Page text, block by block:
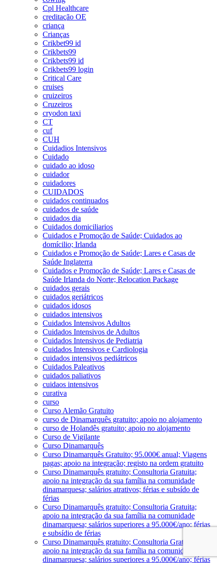
Cpl Healthcare
creditação OE
criança
Crianças
Crikbet99 id
Crikbets99
Crikbets99 id
Crikbets99 login
Critical Care
cruises
cruizeiros
Cruzeiros
cryodon taxi
CT
cuf
CUH
Cuidadios Intensivos
Cuidado
cuidado ao idoso
cuidador
cuidadores
CUIDADOS
cuidados continuados
cuidados de saúde
cuidados dia
Cuidados domiciliarios
Cuidados e Promoção de Saúde; Cuidados ao
domícilio; Irlanda
Cuidados e Promoção de Saúde; Lares e Casas de
Saúde Inglaterra
Cuidados e Promoção de Saúde; Lares e Casas de
Saúde Irlanda do Norte; Relocation Package
cuidados gerais
cuidados geriátricos
cuidados idosos
cuidados intensivos
Cuidados Intensivos Adultos
Cuidados Intensivos de Adultos
Cuidados Intensivos de Pediatria
Cuidados Intensivos e Cardiologia
cuidados intensivos pediátricos
Cuidados Paleativos
cuidados paliativos
cuidaos intensivos
curativa
curso
Curso Alemão Gratuito
curso de Dinamarquês gratuito; apoio no alojamento
curso de Holandês gratuito; apoio no alojamento
Curso de Vigilante
Curso Dinamarquês
Curso Dinamarquês Gratuito; 95.000€ anual; Viagens
pagas; apoio na integração; registo na ordem gratuito
Curso Dinamarquês gratuito; Consultoria Gratuita;
apoio na integração da sua família na comunidade
dinamarquesa; salários atrativos; férias e subsído de
férias
Curso Dinamarquês gratuito; Consultoria Gratuita;
apoio na integração da sua família na comunidade
dinamarquesa; salários superiores a 95.000€/ano; férias
e subsídio de férias
Curso Dinamarquês gratuito; Consultoria Gratuita;
apoio na integração da sua família na comunidade
dinamarquesa; salários superiores a 95.000€/ano; férias